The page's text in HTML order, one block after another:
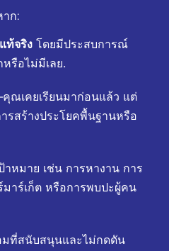
ก:
ท้จริงโดยมีประสบการณ์
รือไม่มีเลย.
ณเคยเรียนมาก่อนแล้ว แต่
สร้างประโยคพื้นฐานหรือ
าหมาย เช่น การหางาน การ
มาร์เก็ต หรือการพบปะผู้คน
ที่สนับสนุนและไม่กดดัน